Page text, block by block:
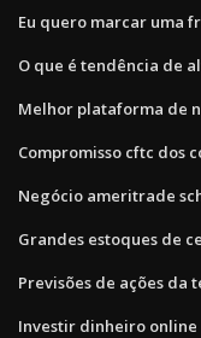
Eu quero marcar uma
O que é tendência de
Melhor plataforma de
Compromisso cftc dos
Negócio ameritrade
Grandes estoques de
Previsões de ações da
Investir dinheiro